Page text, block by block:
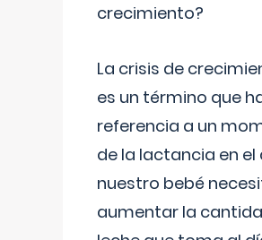
crecimiento?
La crisis de
es un término que
referencia a un
de la lactancia en el
nuestro bebé
aumentar la